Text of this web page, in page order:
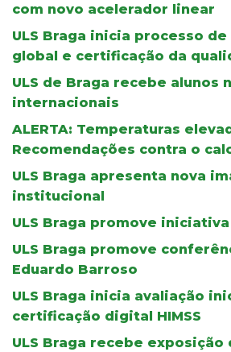
com novo acelerador linear
ULS Braga inicia processo
global e certificação da
ULS de Braga recebe alunos
internacionais
ALERTA: Temperaturas
Recomendações contra o
ULS Braga apresenta nova
institucional
ULS Braga promove
ULS Braga promove
Eduardo Barroso
ULS Braga inicia avaliação
certificação digital HIMSS
ULS Braga recebe exposição